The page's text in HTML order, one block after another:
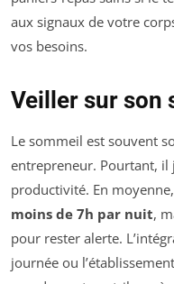
aux signaux de votre
vos besoins.
Veiller sur son
Le sommeil est souvent
entrepreneur. Pourtant,
productivité. En
moins de 7h par nuit,
pour rester alerte.
journée ou